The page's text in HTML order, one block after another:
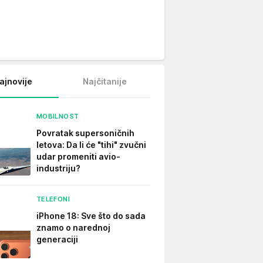
Najčitanije
MOBILNOST
Povratak supersoničnih
letova: Da li će "tihi" zvučni
udar promeniti avio-
industriju?
TELEFONI
iPhone 18: Sve što do sada
znamo o narednoj
generaciji